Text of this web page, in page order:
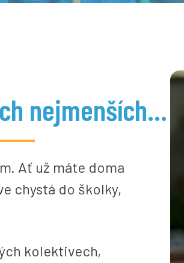
nejmenších...
Ať už máte doma
chystá do školky,
kolektivech,